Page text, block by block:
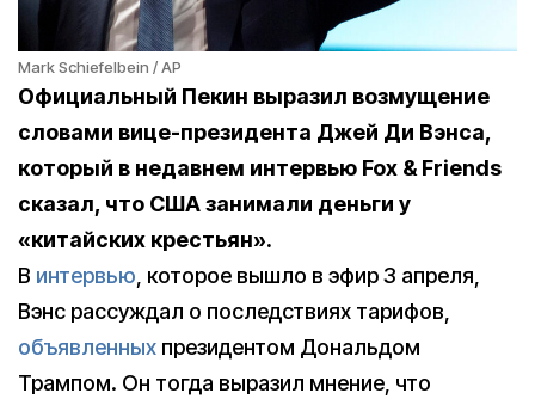
Mark Schiefelbein / AP
Официальный Пекин выразил возмущение
словами вице-президента Джей Ди Вэнса,
который в недавнем интервью Fox & Friends
сказал, что США занимали деньги у
«китайских крестьян».
В интервью, которое вышло в эфир 3 апреля,
Вэнс рассуждал о последствиях тарифов,
объявленных президентом Дональдом
Трампом. Он тогда выразил мнение, что